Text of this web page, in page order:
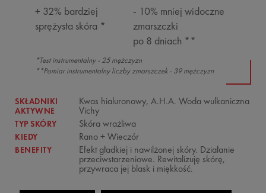
+ 32% bardziej
sprężysta skóra *
- 10% mniej widoczne
zmarszczki
po 8 dniach **
*Test instrumentalny - 25 mężczyzn
**Pomiar instrumentalny liczby zmarszczek - 39 mężczyzn
SKŁADNIKI
AKTYWNE
Kwas hialuronowy, A.H.A. Woda wulkaniczna
Vichy
TYP SKÓRY Skóra wrażliwa
KIEDY Rano + Wieczór
BENEFITY Efekt gładkiej i nawilżonej skóry. Działanie
przeciwstarzeniowe. Rewitalizuję skórę,
przywraca jej blask i miękkość.